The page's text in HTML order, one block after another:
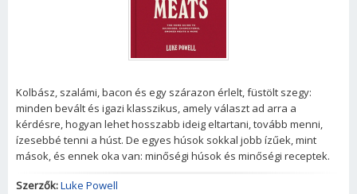
Kolbász, szalámi, bacon és egy szárazon érlelt, füstölt szegy:
minden bevált és igazi klasszikus, amely választ ad arra a
kérdésre, hogyan lehet hosszabb ideig eltartani, tovább menni,
ízesebbé tenni a húst. De egyes húsok sokkal jobb ízűek, mint
mások, és ennek oka van: minőségi húsok és minőségi receptek.
Szerzők:Luke Powell